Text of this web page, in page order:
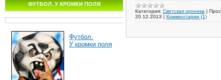
ФУТБОЛ. У КРОМКИ ПОЛЯ
Футбол.
У кромки поля
Категория: Светская хроника |
20.12.2013 | Комментарии (1)